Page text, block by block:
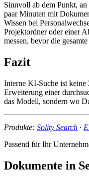
Sinnvoll ab dem Punkt,
paar Minuten mit
Wissen bei
Projektordner oder einer
messen, bevor die
Fazit
Interne KI-Suche ist keine
Erweiterung einer
das Modell, sondern wo
Produkte: Solity Search ·
Passend für Ihr
Dokumente in